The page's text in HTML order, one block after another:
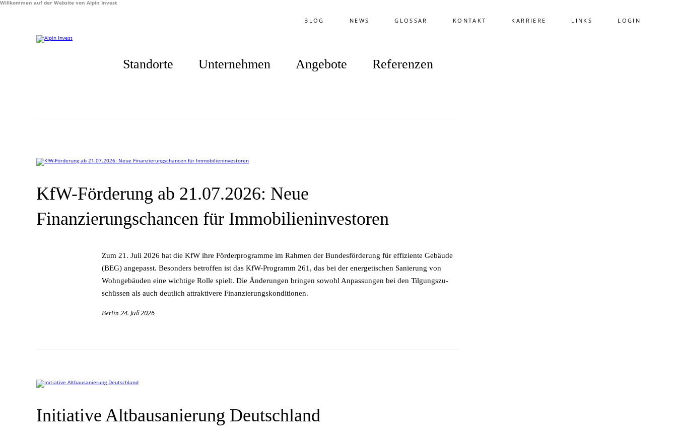
Willkommen auf der Website von Alpin Invest
BLOG NEWS GLOSSAR KONTAKT KARRIERE LINKS LOGIN
Standorte Unternehmen Angebote Referenzen
KfW-Förderung ab 21.07.2026: Neue
Finanzierungschancen für Immobilieninvestoren
Zum 21. Juli 2026 hat die KfW ihre För­der­pro­gram­me im Rah­men der Bun­des­för­de­rung für ef­fi­zi­en­te Ge­bäu­de
(BEG) an­ge­passt. Be­son­ders be­trof­fen ist das KfW-Pro­gramm 261, das bei der en­er­ge­ti­schen Sa­nie­rung von
Wohn­ge­bäu­den eine wich­ti­ge Rol­le spielt. Die Än­de­run­gen brin­gen so­wohl An­pas­sun­gen bei den Til­gungs­zu­
schüs­sen als auch deut­lich at­trak­ti­ve­re Finanzierungskonditionen.
Berlin 24. Juli 2026
Initiative Altbausanierung Deutschland